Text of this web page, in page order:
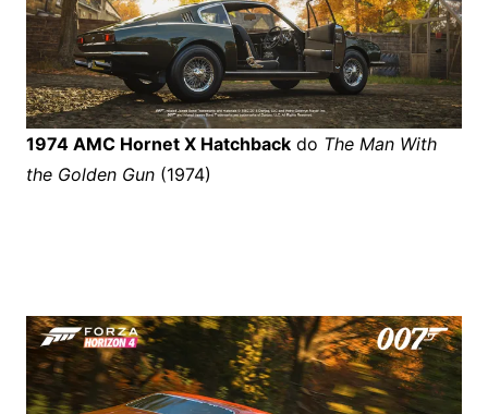
1974 AMC Hornet X Hatchbackdo The Man With
the Golden Gun(1974)